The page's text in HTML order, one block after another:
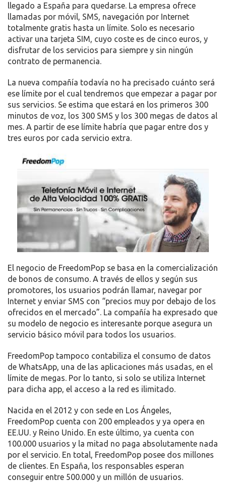
llegado a España para quedarse. La empresa ofrece
llamadas por móvil, SMS, navegación por Internet
totalmente gratis hasta un límite. Solo es necesario
activar una tarjeta SIM, cuyo coste es de cinco euros, y
disfrutar de los servicios para siempre y sin ningún
contrato de permanencia.
La nueva compañía todavía no ha precisado cuánto será
ese límite por el cual tendremos que empezar a pagar por
sus servicios. Se estima que estará en los primeros 300
minutos de voz, los 300 SMS y los 300 megas de datos al
mes. A partir de ese límite habría que pagar entre dos y
tres euros por cada servicio extra.
El negocio de FreedomPop se basa en la comercialización
de bonos de consumo. A través de ellos y según sus
promotores, los usuarios podrán llamar, navegar por
Internet y enviar SMS con “precios muy por debajo de los
ofrecidos en el mercado”. La compañía ha expresado que
su modelo de negocio es interesante porque asegura un
servicio básico móvil para todos los usuarios.
FreedomPop tampoco contabiliza el consumo de datos
de WhatsApp, una de las aplicaciones más usadas, en el
límite de megas. Por lo tanto, si solo se utiliza Internet
para dicha app, el acceso a la red es ilimitado.
Nacida en el 2012 y con sede en Los Ángeles,
FreedomPop cuenta con 200 empleados y ya opera en
EE.UU. y Reino Unido. En este último, ya cuenta con
100.000 usuarios y la mitad no paga absolutamente nada
por el servicio. En total, FreedomPop posee dos millones
de clientes. En España, los responsables esperan
conseguir entre 500.000 y un millón de usuarios.